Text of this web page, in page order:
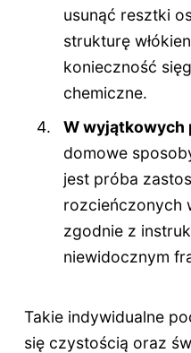
usunąć resztki
strukturę
konieczność
chemiczne.
W wyjątkowych
domowe
jest próba
rozcieńczonych
zgodnie z
niewidocznym
Takie indywidualne
się czystością oraz